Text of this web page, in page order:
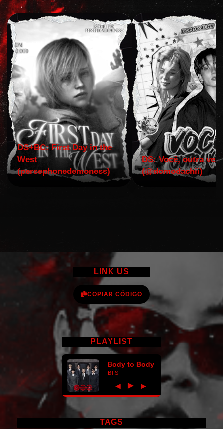
DS+BC: First Day in the
West
(persephonedemoness)
DS: Você, outra vez!
(@domodachii)
LINK US
COPIAR CÓDIGO
PLAYLIST
Body to Body
BTS
◀ ► ▶
TAGS